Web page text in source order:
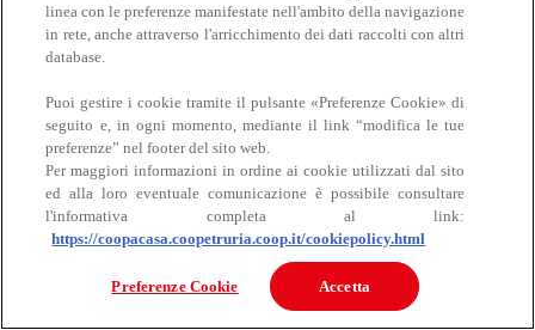
Carne
Carne
Bovino
linea con le preferenze manifestate nell'ambito della navigazione
in rete, anche attraverso l'arricchimento dei dati raccolti con altri
database.
Puoi gestire i cookie tramite il pulsante «Preferenze Cookie» di
seguito e, in ogni momento, mediante il link “modifica le tue
preferenze” nel footer del sito web.
Per maggiori informazioni in ordine ai cookie utilizzati dal sito
ed alla loro eventuale comunicazione è possibile consultare
l'informativa completa al link:
https://coopacasa.coopetruria.coop.it/cookiepolicy.html
Preferenze Cookie Accetta